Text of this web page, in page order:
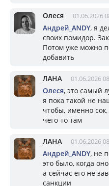
Олеся 01.06.2026
Андрей_ANDY, я
своих помидор.
Потом уже можно
добавить
ЛАНА 01.06.2026
Олеся, это самый
я пока такой не
чтобы, именно
чего-то там
ЛАНА 01.06.2026
Андрей_ANDY, не
это было, когда
а сейчас его не
санкции